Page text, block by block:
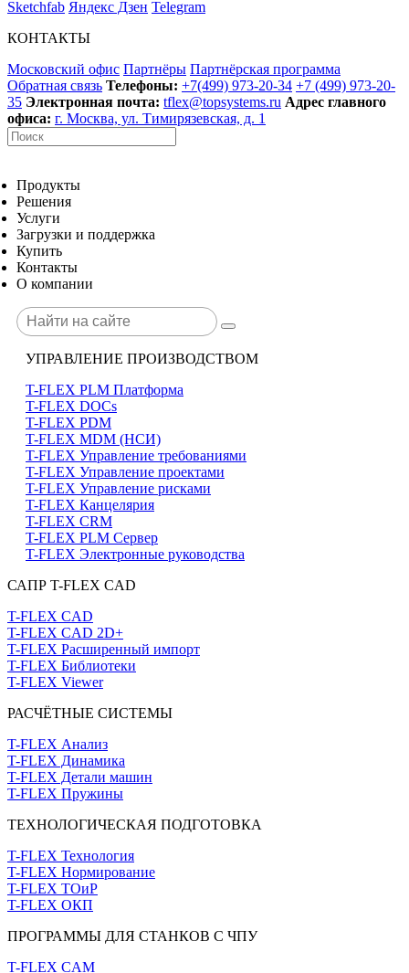
Sketchfab Яндекс Дзен Telegram
КОНТАКТЫ
Московский офис Партнёры Партнёрская программа
Обратная связь Телефоны: +7(499) 973-20-34 +7 (499) 973-20-
35 Электронная почта: tflex@topsystems.ru Адрес главного
офиса: г. Москва, ул. Тимирязевская, д. 1
Продукты
Решения
Услуги
Загрузки и поддержка
Купить
Контакты
О компании
УПРАВЛЕНИЕ ПРОИЗВОДСТВОМ
T-FLEX PLM Платформа
T-FLEX DOCs
T-FLEX PDM
T-FLEX MDM (НСИ)
T-FLEX Управление требованиями
T-FLEX Управление проектами
T-FLEX Управление рисками
T-FLEX Канцелярия
T-FLEX CRM
T-FLEX PLM Сервер
T-FLEX Электронные руководства
САПР T-FLEX CAD
T-FLEX CAD
T-FLEX CAD 2D+
T-FLEX Расширенный импорт
T-FLEX Библиотеки
T-FLEX Viewer
РАСЧЁТНЫЕ СИСТЕМЫ
T-FLEX Анализ
T-FLEX Динамика
T-FLEX Детали машин
T-FLEX Пружины
ТЕХНОЛОГИЧЕСКАЯ ПОДГОТОВКА
T-FLEX Технология
T-FLEX Нормирование
T-FLEX ТОиР
T-FLEX ОКП
ПРОГРАММЫ ДЛЯ СТАНКОВ С ЧПУ
T-FLEX CAM